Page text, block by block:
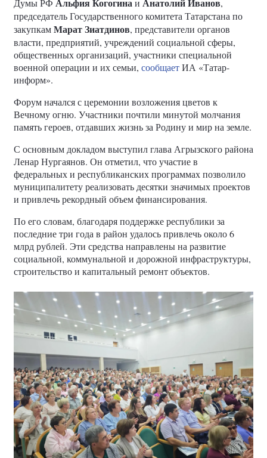
Думы РФ и
,
председатель Государственного комитета Татарстана по
закупкамМарат Зиатдинов, представители органов
власти, предприятий, учреждений социальной сферы,
общественных организаций, участники специальной
военной операции и их семьи, сообщаетИА «Татар-
информ».
Форум начался с церемонии возложения цветов к
Вечному огню. Участники почтили минутой молчания
память героев, отдавших жизнь за Родину и мир на земле.
С основным докладом выступил глава Агрызского района
Ленар Нургаянов. Он отметил, что участие в
федеральных и республиканских программах позволило
муниципалитету реализовать десятки значимых проектов
и привлечь рекордный объем финансирования.
По его словам, благодаря поддержке республики за
последние три года в район удалось привлечь около 6
млрд рублей. Эти средства направлены на развитие
социальной, коммунальной и дорожной инфраструктуры,
строительство и капитальный ремонт объектов.